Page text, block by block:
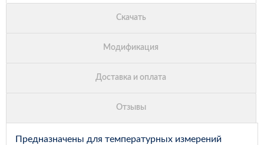
Предназначены для температурных измерений